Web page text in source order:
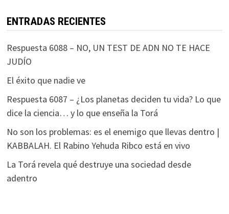
ENTRADAS RECIENTES
Respuesta 6088 – NO, UN TEST DE ADN NO TE HACE
JUDÍO
El éxito que nadie ve
Respuesta 6087 – ¿Los planetas deciden tu vida? Lo que
dice la ciencia… y lo que enseña la Torá
No son los problemas: es el enemigo que llevas dentro |
KABBALAH. El Rabino Yehuda Ribco está en vivo
La Torá revela qué destruye una sociedad desde
adentro